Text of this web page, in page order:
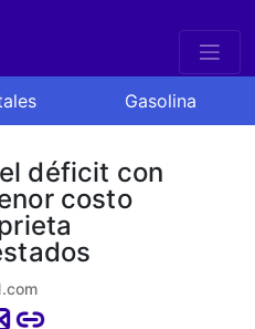
Gasolina
déficit con
costo